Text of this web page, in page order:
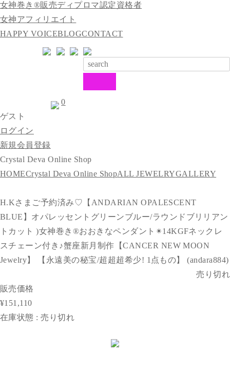
女神巻き®販売ディプロマ認定資格者
女神アフィリエイト
HAPPY VOICEBLOGCONTACT
ゲスト
ログイン
新規会員登録
0
Crystal Deva Online Shop
HOMECrystal Deva Online ShopALL JEWELRYGALLERY
H.Kさまご予約済み♡【ANDARIAN OPALESCENT
BLUE】オパレッセントグリーンブルー/ラウンドブリリアン
トカット )女神巻き®︎おおきなペンダント✴︎14KGFネックレ
スチェーン付き♪蟹座新月制作【CANCER NEW MOON
Jewelry】 【永遠美の秘宝/超超超希少! 1点もの】 (andara884)
売り切れ
販売価格
¥151,110
在庫状態 : 売り切れ